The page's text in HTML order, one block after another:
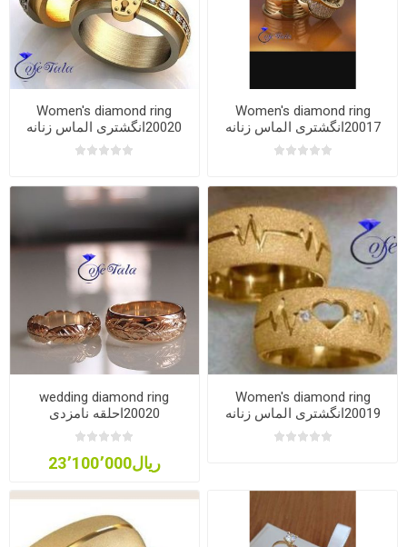
Women's diamond ring
20017انگشتری الماس زنانه
Women's diamond ring
20020انگشتری الماس زنانه
Women's diamond ring
20019انگشتری الماس زنانه
wedding diamond ring
20020احلقه نامزدی
ریال23٬100٬000